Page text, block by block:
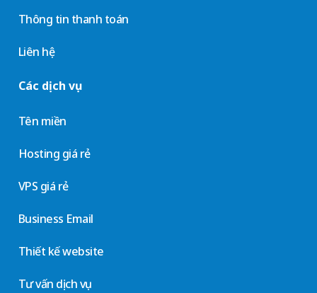
Thông tin thanh toán
Liên hệ
Các dịch vụ
Tên miền
Hosting giá rẻ
VPS giá rẻ
Business Email
Thiết kế website
Tư vấn dịch vụ